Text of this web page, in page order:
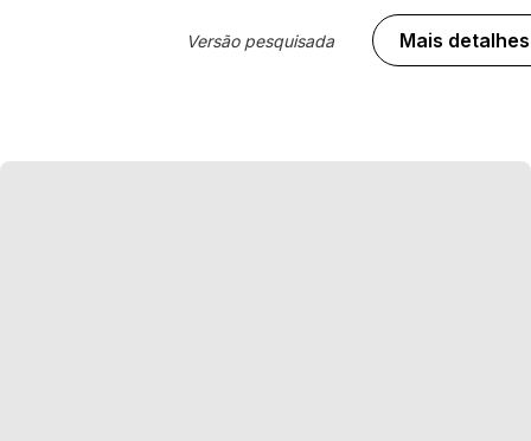
Versão pesquisada Mais detalhes